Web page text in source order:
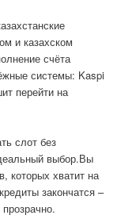
и казахском
счёта
системы: Kaspi
перейти на
слот без
выбор.Вы
которых хватит на
закончатся –